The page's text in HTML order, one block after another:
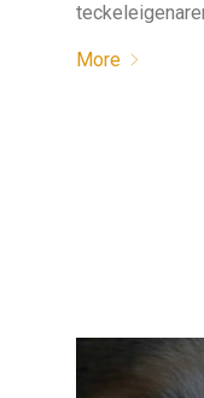
More